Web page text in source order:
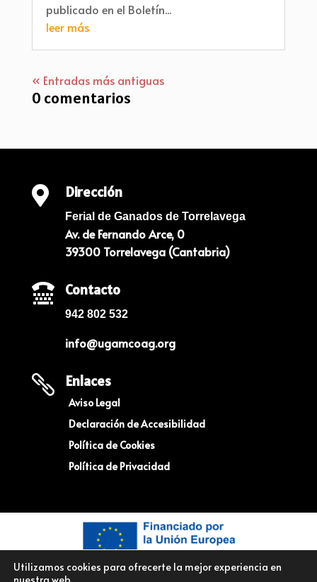
publicado en el Boletín...
leer más
« Entradas más antiguas
0 comentarios
 Dirección
Ferial de Ganados de Torrelavega
Av. de Fernando Arce, 0
39300 Torrelavega (Cantabria)
 Contacto
942 802 532
info@ugamcoag.org
 Enlaces
Aviso Legal
Declaración de Accesibilidad
Política de Cookies
Política de Privacidad
Utilizamos cookies para ofrecerte la mejor experiencia en